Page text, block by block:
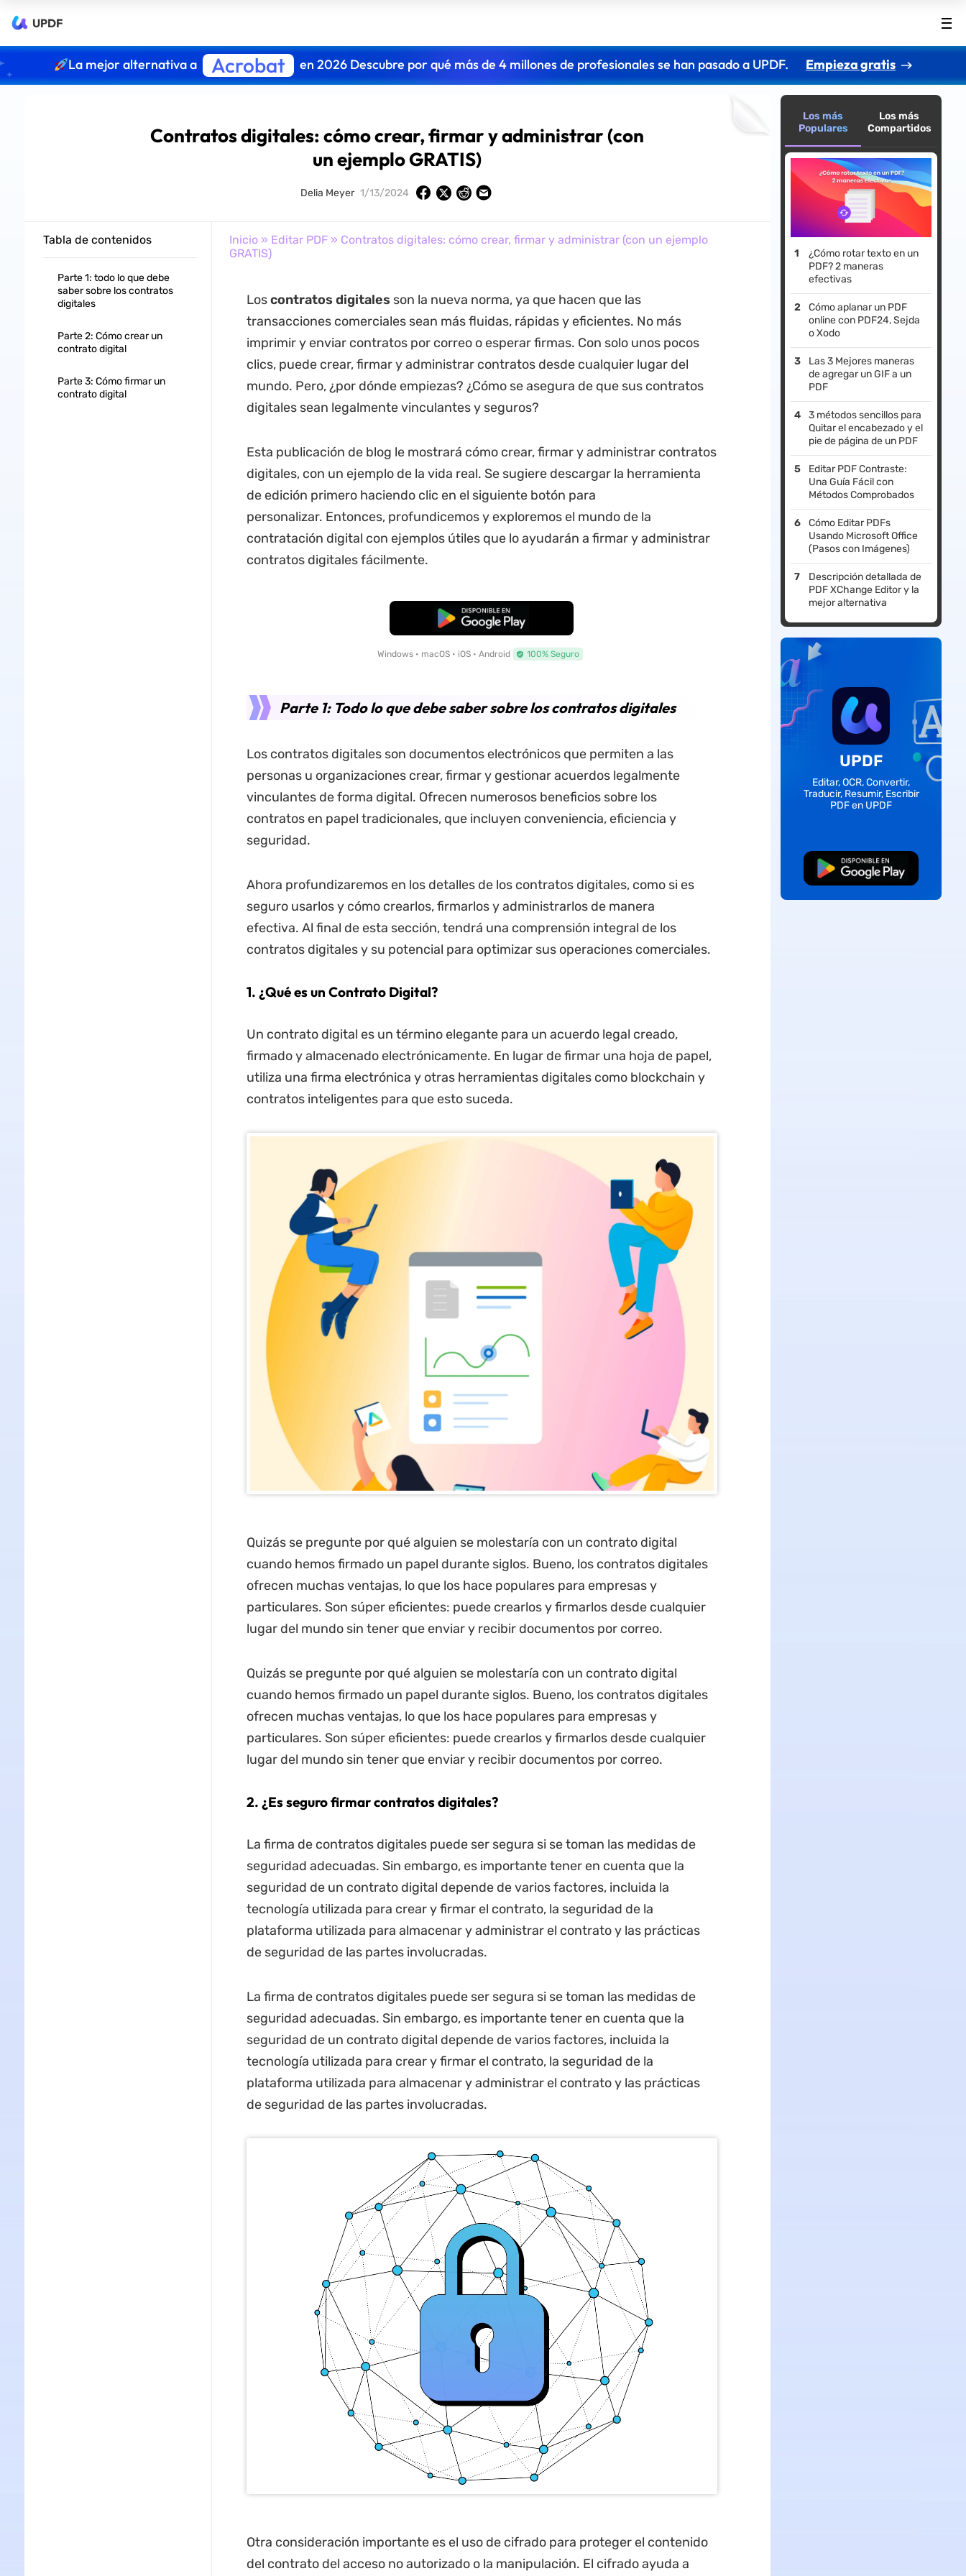
UPDF
La mejor alternativa a Acrobat en 2026 Descubre por qué más de 4 millones de profesionales se han pasado a UPDF. Empieza gratis
Contratos digitales: cómo crear, firmar y administrar (con
un ejemplo GRATIS)
Delia Meyer 1/13/2024
Tabla de contenidos
Parte 1: todo lo que debe
saber sobre los contratos
digitales
Parte 2: Cómo crear un
contrato digital
Parte 3: Cómo firmar un
contrato digital
Inicio» Editar PDF» Contratos digitales: cómo crear, firmar y administrar (con un ejemplo
GRATIS)
Loscontratos digitales son la nueva norma, ya que hacen que las
transacciones comerciales sean más fluidas, rápidas y eficientes. No más
imprimir y enviar contratos por correo o esperar firmas. Con solo unos pocos
clics, puede crear, firmar y administrar contratos desde cualquier lugar del
mundo. Pero, ¿por dónde empiezas? ¿Cómo se asegura de que sus contratos
digitales sean legalmente vinculantes y seguros?
Esta publicación de blog le mostrará cómo crear, firmar y administrar contratos
digitales, con un ejemplo de la vida real. Se sugiere descargar la herramienta
de edición primero haciendo clic en el siguiente botón para
personalizar. Entonces, profundicemos y exploremos el mundo de la
contratación digital con ejemplos útiles que lo ayudarán a firmar y administrar
contratos digitales fácilmente.
Descarga Gratuita
Windows • macOS • iOS • Android 100% Seguro
Parte 1: Todo lo que debe saber sobre los contratos digitales
Los contratos digitales son documentos electrónicos que permiten a las
personas u organizaciones crear, firmar y gestionar acuerdos legalmente
vinculantes de forma digital. Ofrecen numerosos beneficios sobre los
contratos en papel tradicionales, que incluyen conveniencia, eficiencia y
seguridad.
Ahora profundizaremos en los detalles de los contratos digitales, como si es
seguro usarlos y cómo crearlos, firmarlos y administrarlos de manera
efectiva. Al final de esta sección, tendrá una comprensión integral de los
contratos digitales y su potencial para optimizar sus operaciones comerciales.
1. ¿Qué es un Contrato Digital?
Un contrato digital es un término elegante para un acuerdo legal creado,
firmado y almacenado electrónicamente. En lugar de firmar una hoja de papel,
utiliza una firma electrónica y otras herramientas digitales como blockchain y
contratos inteligentes para que esto suceda.
Quizás se pregunte por qué alguien se molestaría con un contrato digital
cuando hemos firmado un papel durante siglos. Bueno, los contratos digitales
ofrecen muchas ventajas, lo que los hace populares para empresas y
particulares. Son súper eficientes: puede crearlos y firmarlos desde cualquier
lugar del mundo sin tener que enviar y recibir documentos por correo.
Quizás se pregunte por qué alguien se molestaría con un contrato digital
cuando hemos firmado un papel durante siglos. Bueno, los contratos digitales
ofrecen muchas ventajas, lo que los hace populares para empresas y
particulares. Son súper eficientes: puede crearlos y firmarlos desde cualquier
lugar del mundo sin tener que enviar y recibir documentos por correo.
2. ¿Es seguro firmar contratos digitales?
La firma de contratos digitales puede ser segura si se toman las medidas de
seguridad adecuadas. Sin embargo, es importante tener en cuenta que la
seguridad de un contrato digital depende de varios factores, incluida la
tecnología utilizada para crear y firmar el contrato, la seguridad de la
plataforma utilizada para almacenar y administrar el contrato y las prácticas
de seguridad de las partes involucradas.
La firma de contratos digitales puede ser segura si se toman las medidas de
seguridad adecuadas. Sin embargo, es importante tener en cuenta que la
seguridad de un contrato digital depende de varios factores, incluida la
tecnología utilizada para crear y firmar el contrato, la seguridad de la
plataforma utilizada para almacenar y administrar el contrato y las prácticas
de seguridad de las partes involucradas.
Otra consideración importante es el uso de cifrado para proteger el contenido
del contrato del acceso no autorizado o la manipulación. El cifrado ayuda a
Los más
Populares
Los más
Compartidos
¿Cómo rotar texto en un
PDF? 2 maneras
efectivas
Cómo aplanar un PDF
online con PDF24, Sejda
o Xodo
Las 3 Mejores maneras
de agregar un GIF a un
PDF
3 métodos sencillos para
Quitar el encabezado y el
pie de página de un PDF
Editar PDF Contraste:
Una Guía Fácil con
Métodos Comprobados
Cómo Editar PDFs
Usando Microsoft Office
(Pasos con Imágenes)
Descripción detallada de
PDF XChange Editor y la
mejor alternativa
UPDF
Editar, OCR, Convertir,
Traducir, Resumir, Escribir
PDF en UPDF
Descarga Gratuita